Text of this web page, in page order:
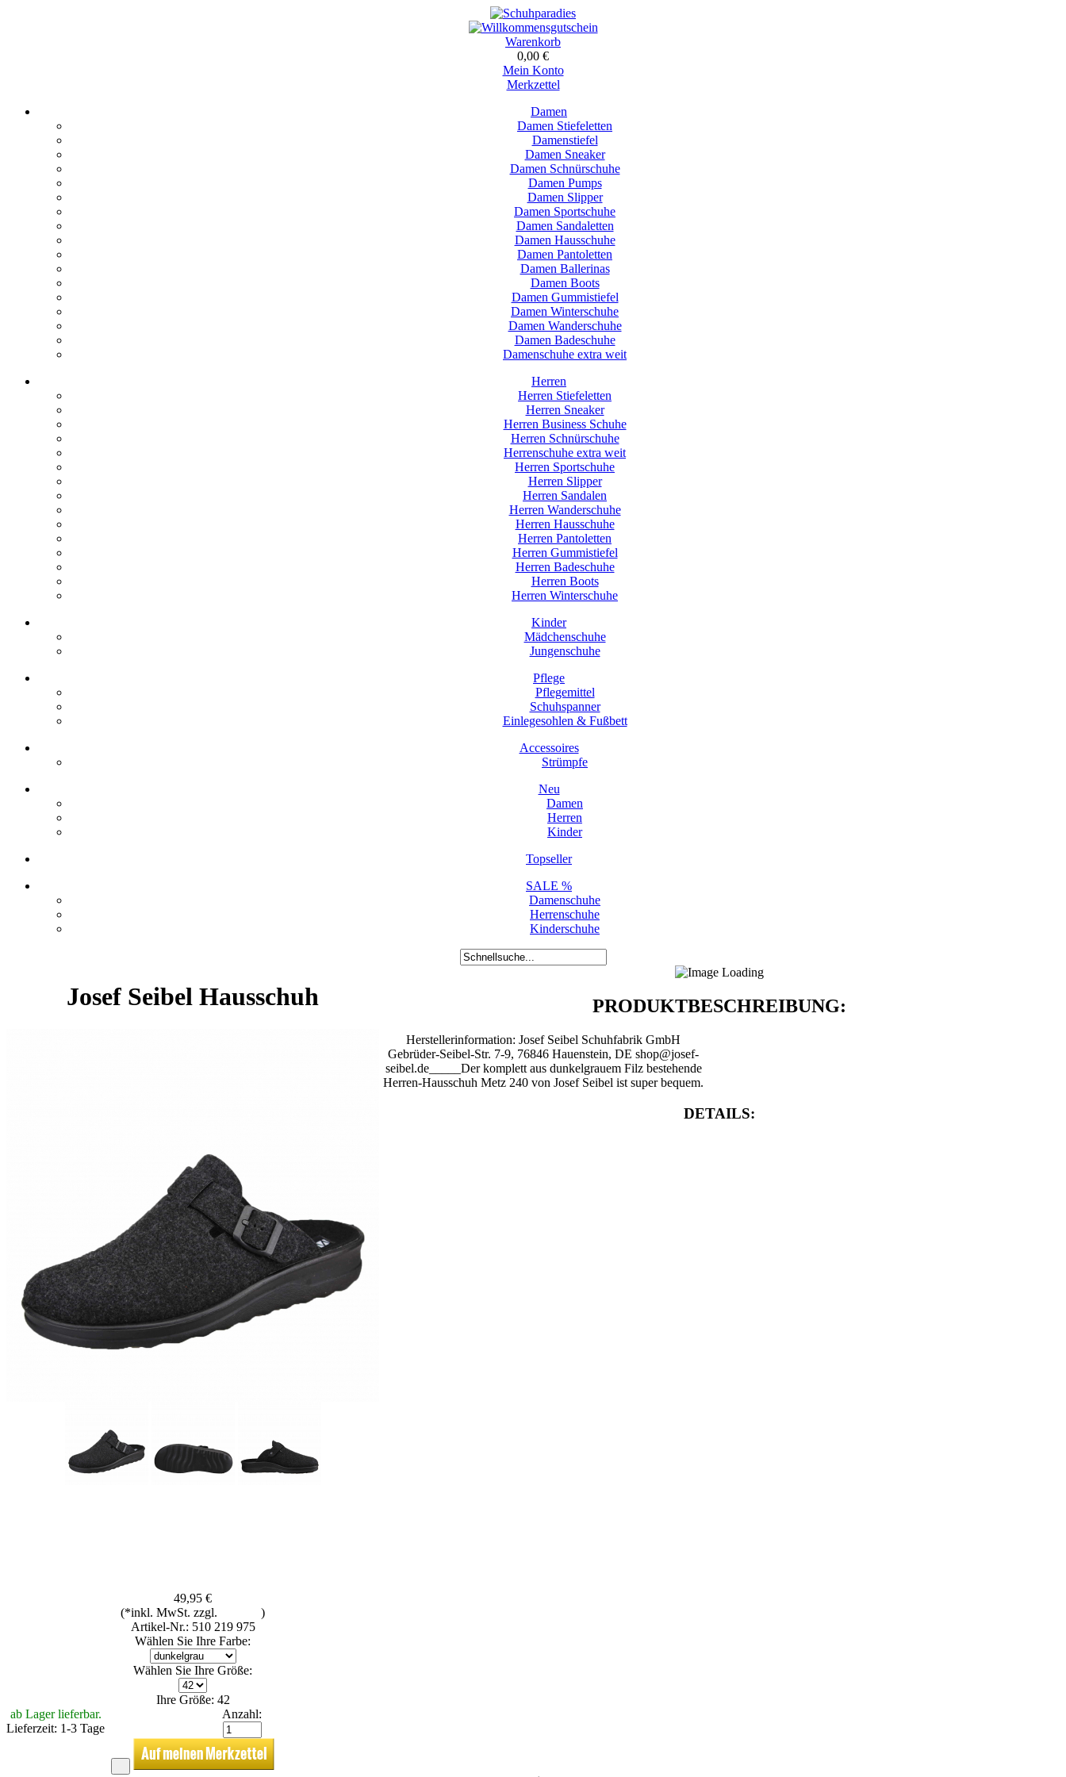
Warenkorb
0,00 €
Mein Konto
Merkzettel
Damen
Damen Stiefeletten
Damenstiefel
Damen Sneaker
Damen Schnürschuhe
Damen Pumps
Damen Slipper
Damen Sportschuhe
Damen Sandaletten
Damen Hausschuhe
Damen Pantoletten
Damen Ballerinas
Damen Boots
Damen Gummistiefel
Damen Winterschuhe
Damen Wanderschuhe
Damen Badeschuhe
Damenschuhe extra weit
Herren
Herren Stiefeletten
Herren Sneaker
Herren Business Schuhe
Herren Schnürschuhe
Herrenschuhe extra weit
Herren Sportschuhe
Herren Slipper
Herren Sandalen
Herren Wanderschuhe
Herren Hausschuhe
Herren Pantoletten
Herren Gummistiefel
Herren Badeschuhe
Herren Boots
Herren Winterschuhe
Kinder
Mädchenschuhe
Jungenschuhe
Pflege
Pflegemittel
Schuhspanner
Einlegesohlen & Fußbett
Accessoires
Strümpfe
Neu
Damen
Herren
Kinder
Topseller
SALE %
Damenschuhe
Herrenschuhe
Kinderschuhe
Josef Seibel Hausschuh
49,95 €
(*inkl. MwSt. zzgl.
)
Artikel-Nr.: 510 219 975
Wählen Sie Ihre Farbe:
Wählen Sie Ihre Größe:
Ihre Größe: 42
ab Lager lieferbar.
Lieferzeit: 1-3 Tage
Anzahl:
PRODUKTBESCHREIBUNG:
Herstellerinformation: Josef Seibel Schuhfabrik GmbH
Gebrüder-Seibel-Str. 7-9, 76846 Hauenstein, DE shop@josef-
seibel.de_____Der komplett aus dunkelgrauem Filz bestehende
Herren-Hausschuh Metz 240 von Josef Seibel ist super bequem.
DETAILS: